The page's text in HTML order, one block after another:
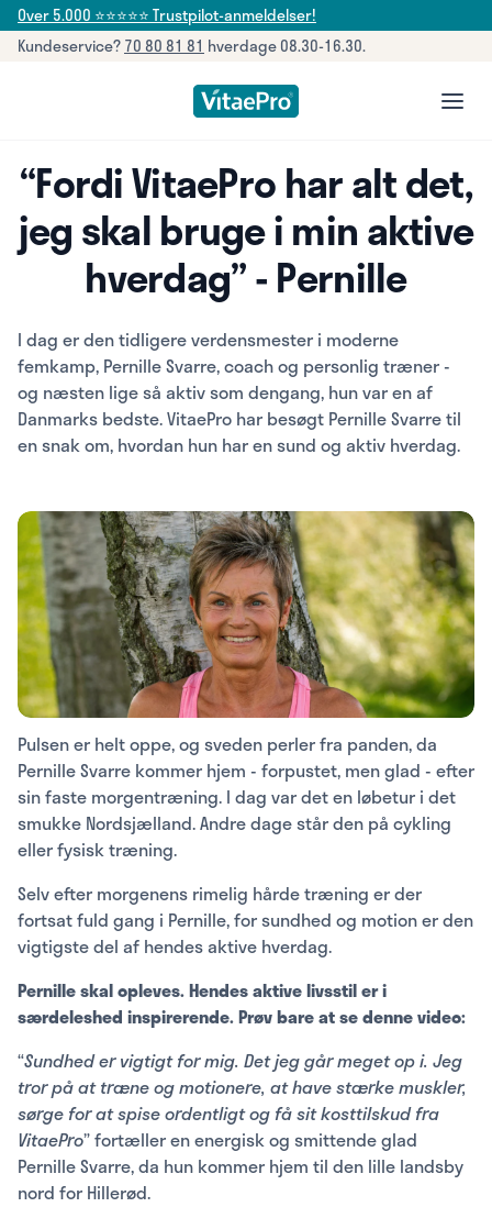
Over 5.000 ⭐⭐⭐⭐⭐ Trustpilot-anmeldelser!
Kundeservice?70 80 81 81 hverdage 08.30-16.30.
“Fordi VitaePro har alt det,
jeg skal bruge i min aktive
hverdag” - Pernille
I dag er den tidligere verdensmester i moderne
femkamp, Pernille Svarre, coach og personlig træner -
og næsten lige så aktiv som dengang, hun var en af
Danmarks bedste. VitaePro har besøgt Pernille Svarre til
en snak om, hvordan hun har en sund og aktiv hverdag.
Pulsen er helt oppe, og sveden perler fra panden, da
Pernille Svarre kommer hjem - forpustet, men glad - efter
sin faste morgentræning. I dag var det en løbetur i det
smukke Nordsjælland. Andre dage står den på cykling
eller fysisk træning.
Selv efter morgenens rimelig hårde træning er der
fortsat fuld gang i Pernille, for sundhed og motion er den
vigtigste del af hendes aktive hverdag.
Pernille skal opleves. Hendes aktive livsstil er i
særdeleshed inspirerende. Prøv bare at se denne video:
“Sundhed er vigtigt for mig. Det jeg går meget op i. Jeg
tror på at træne og motionere, at have stærke muskler,
sørge for at spise ordentligt og få sit kosttilskud fra
VitaePro” fortæller en energisk og smittende glad
Pernille Svarre, da hun kommer hjem til den lille landsby
nord for Hillerød.